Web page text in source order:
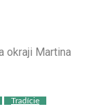
Tradície